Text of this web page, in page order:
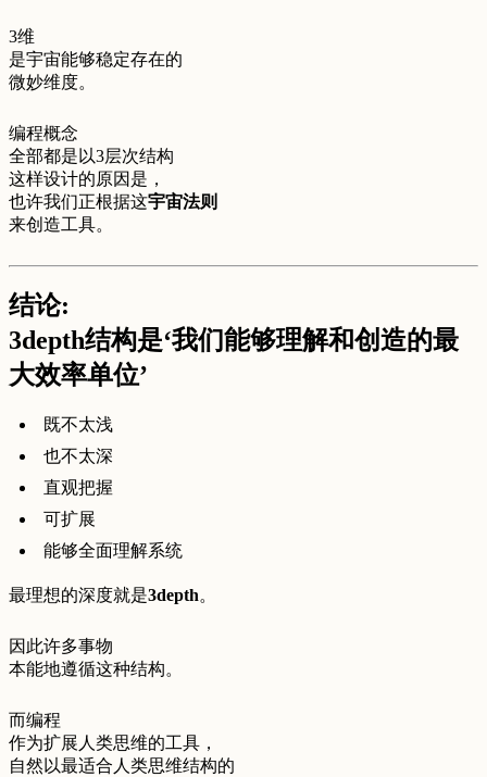
3维
是宇宙能够稳定存在的
微妙维度。
编程概念
全部都是以3层次结构
这样设计的原因是，
也许我们正根据这宇宙法则
来创造工具。
结论:
3depth结构是‘我们能够理解和创造的最
大效率单位’
既不太浅
也不太深
直观把握
可扩展
能够全面理解系统
最理想的深度就是3depth。
因此许多事物
本能地遵循这种结构。
而编程
作为扩展人类思维的工具，
自然以最适合人类思维结构的